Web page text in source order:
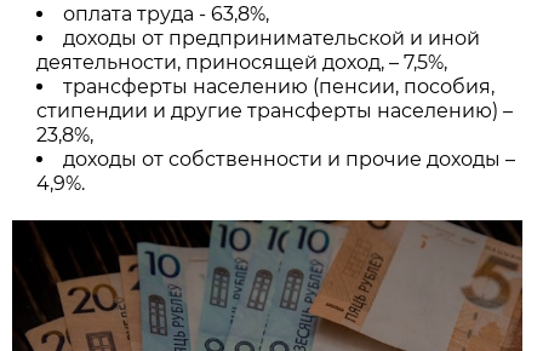
оплата труда - 63,8%,
доходы от предпринимательской и иной
деятельности, приносящей доход, – 7,5%,
трансферты населению (пенсии, пособия,
стипендии и другие трансферты населению) –
23,8%,
доходы от собственности и прочие доходы –
4,9%.